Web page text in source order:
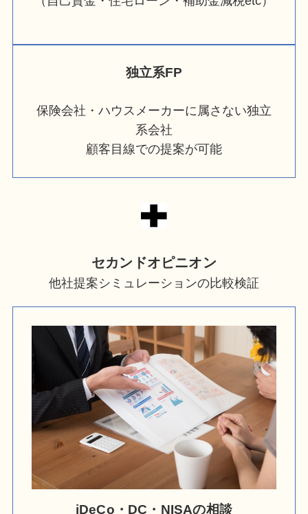
独立系FP
保険会社・ハウスメーカーに属さない独立
系会社
顧客目線での提案が可能
セカンドオピニオン
他社提案シミュレーションの比較検証
iDeCo・DC・NISAの相談